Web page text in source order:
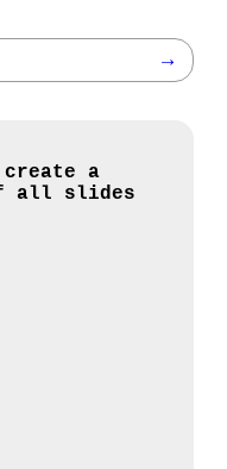
→
a
all slides